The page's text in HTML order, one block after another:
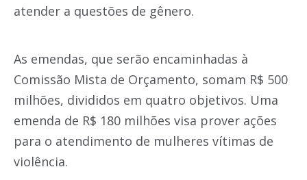
atender a questões de gênero.
As emendas, que serão encaminhadas à
Comissão Mista de Orçamento, somam R$ 500
milhões, divididos em quatro objetivos. Uma
emenda de R$ 180 milhões visa prover ações
para o atendimento de mulheres vítimas de
violência.